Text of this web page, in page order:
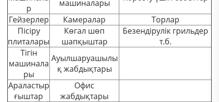
р
машиналары
Гейзерлер Камералар
Торлар
Пісіру
плиталары
Көгал шөп
шапқыштар
Безендірулік грильдер
т.б.
Тігін
машинала
ры
Ауылшаруашылы
қ жабдықтары
Араластыр
ғыштар
Офис
жабдықтары